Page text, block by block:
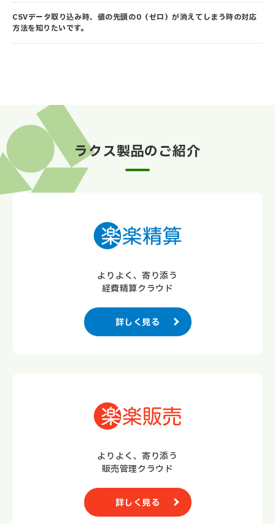
CSVデータ取り込み時、値の先頭の0（ゼロ）が消えてしまう時の対応
方法を知りたいです。
ラクス製品のご紹介
よりよく、寄り添う
経費精算クラウド
詳しく見る
よりよく、寄り添う
販売管理クラウド
詳しく見る